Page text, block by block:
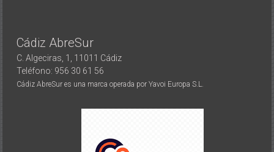
Cádiz AbreSur
C. Algeciras, 1, 11011 Cádiz
Teléfono: 956 30 61 56
Cádiz AbreSur es una marca operada por Yavoi Europa S.L.